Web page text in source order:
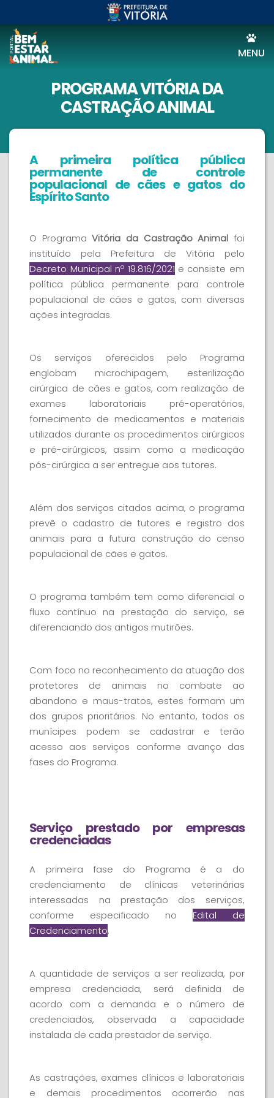
MENU
PROGRAMA VITÓRIA DA
CASTRAÇÃO ANIMAL
A primeira política pública
permanente de controle
populacional de cães e gatos do
Espírito Santo
O ProgramaVitória da Castração Animal foi
instituído pela Prefeitura de Vitória pelo
Decreto Municipal nº 19.816/2021 e consiste em
política pública permanente para controle
populacional de cães e gatos, com diversas
ações integradas.
Os serviços oferecidos pelo Programa
englobam microchipagem, esterilização
cirúrgica de cães e gatos, com realização de
exames laboratoriais pré-operatórios,
fornecimento de medicamentos e materiais
utilizados durante os procedimentos cirúrgicos
e pré-cirúrgicos, assim como a medicação
pós-cirúrgica a ser entregue aos tutores.
Além dos serviços citados acima, o programa
prevê o cadastro de tutores e registro dos
animais para a futura construção do censo
populacional de cães e gatos.
O programa também tem como diferencial o
fluxo contínuo na prestação do serviço, se
diferenciando dos antigos mutirões.
Com foco no reconhecimento da atuação dos
protetores de animais no combate ao
abandono e maus-tratos, estes formam um
dos grupos prioritários. No entanto, todos os
munícipes podem se cadastrar e terão
acesso aos serviços conforme avanço das
fases do Programa.
Serviço prestado por empresas
credenciadas
A primeira fase do Programa é a do
credenciamento de clínicas veterinárias
interessadas na prestação dos serviços,
conforme especificado no Edital de
Credenciamento.
A quantidade de serviços a ser realizada, por
empresa credenciada, será definida de
acordo com a demanda e o número de
credenciados, observada a capacidade
instalada de cada prestador de serviço.
As castrações, exames clínicos e laboratoriais
e demais procedimentos ocorrerão nas